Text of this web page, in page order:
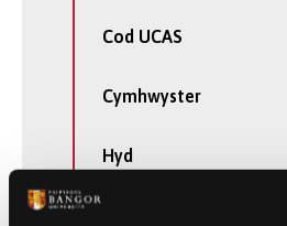
Cod UCAS
Cymhwyster
Hyd